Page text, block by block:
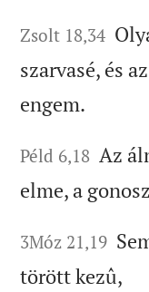
Zsolt 18,34
szarvasé, és
engem.
Péld 6,18 Az
elme, a
3Móz 21,19
törött kezû,